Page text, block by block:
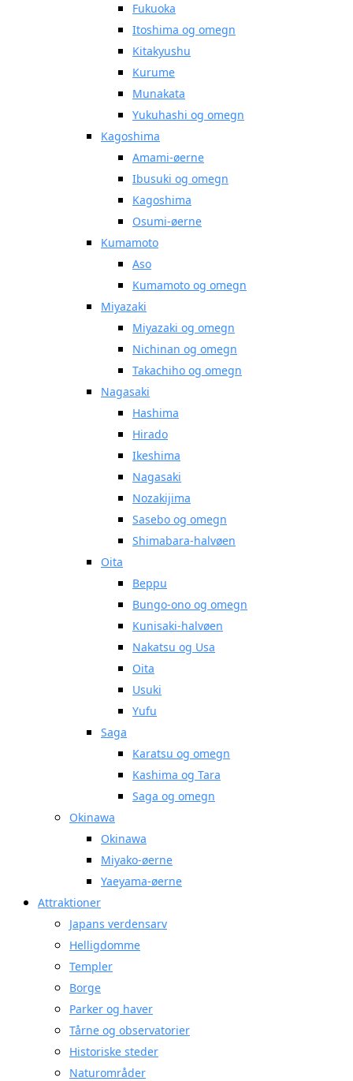
Fukuoka
Itoshima og omegn
Kitakyushu
Kurume
Munakata
Yukuhashi og omegn
Kagoshima
Amami-øerne
Ibusuki og omegn
Kagoshima
Osumi-øerne
Kumamoto
Aso
Kumamoto og omegn
Miyazaki
Miyazaki og omegn
Nichinan og omegn
Takachiho og omegn
Nagasaki
Hashima
Hirado
Ikeshima
Nagasaki
Nozakijima
Sasebo og omegn
Shimabara-halvøen
Oita
Beppu
Bungo-ono og omegn
Kunisaki-halvøen
Nakatsu og Usa
Oita
Usuki
Yufu
Saga
Karatsu og omegn
Kashima og Tara
Saga og omegn
Okinawa
Okinawa
Miyako-øerne
Yaeyama-øerne
Attraktioner
Japans verdensarv
Helligdomme
Templer
Borge
Parker og haver
Tårne og observatorier
Historiske steder
Naturområder